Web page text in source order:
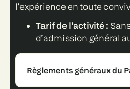
l’expérience en toute
Tarif de l’activité :
d’admission général
Règlements généraux du